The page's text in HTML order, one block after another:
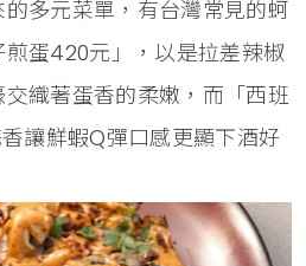
多元菜單，有台灣常見的蚵
蛋420元」，以是拉差辣椒
織著蛋香的柔嫩，而「西班
讓鮮蝦Q彈口感更顯下酒好